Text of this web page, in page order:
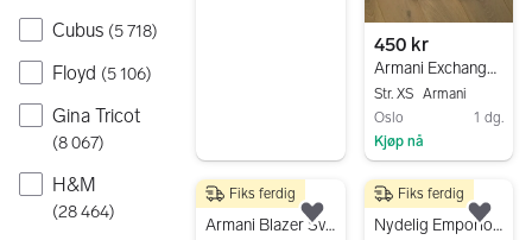
Cubus (5 718)
Floyd (5 106)
Gina Tricot
(8 067)
H&M
(28 464)
450 kr
Armani Exchange Blazer XS
Str. XS Armani
Oslo
1 dg.
Kjøp nå
800 kr
Armani Blazer Svart Dame str.38/40
Fiks ferdig
Legg til som favoritt.
2 400 kr
Nydelig Emporio Armani kjole til salgs
Fiks ferdig